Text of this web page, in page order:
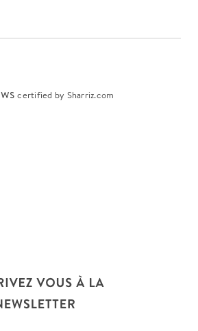
certified by Sharriz.com